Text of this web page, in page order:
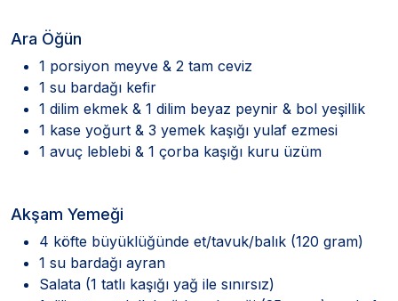
Ara Öğün
1 porsiyon meyve & 2 tam ceviz
1 su bardağı kefir
1 dilim ekmek & 1 dilim beyaz peynir & bol yeşillik
1 kase yoğurt & 3 yemek kaşığı yulaf ezmesi
1 avuç leblebi & 1 çorba kaşığı kuru üzüm
Akşam Yemeği
4 köfte büyüklüğünde et/tavuk/balık (120 gram)
1 su bardağı ayran
Salata (1 tatlı kaşığı yağ ile sınırsız)